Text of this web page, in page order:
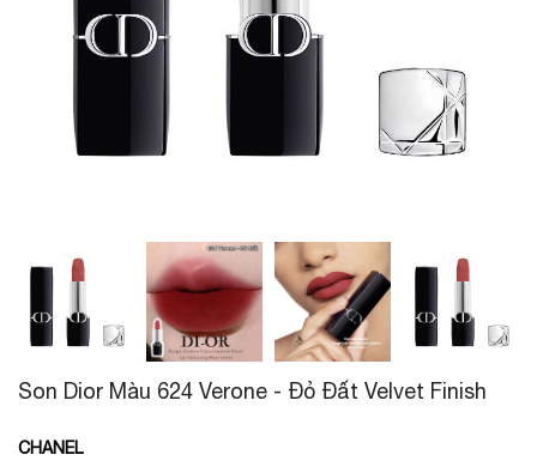
Son Dior Màu 624 Verone - Đỏ Đất Velvet Finish
CHANEL